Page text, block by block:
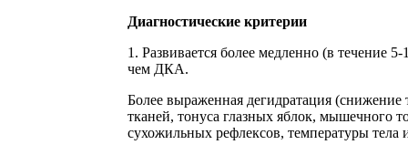
Диагностические критерии
1. Развивается более медленно (в течение
чем ДКА.
Более выраженная дегидратация (снижение
тканей, тонуса глазных яблок, мышечного
сухожильных рефлексов, температуры